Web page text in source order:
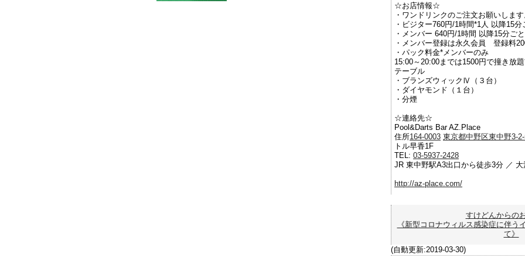
☆お店情報☆
・ワンドリンクのご注文お願いしま
・ビジター760円/1時間*1人 以降15分
・メンバー 640円/1時間 以降15分ご
・メンバー登録は永久会員 登録料
・パック料金*メンバーのみ
15:00～20:00までは1500円で撞き放
テーブル
・ブランズウィックⅣ（３台）
・ダイヤモンド（１台）
・分煙
☆連絡先☆
Pool&Darts Bar AZ.Place
住所164-0003 東京都中野区東中野3-
トル早香1F
TEL: 03-5937-2428
JR 東中野駅A3出口から徒歩3分 ／
http://az-place.com/
すけどんからの
《新型コロナウィルス感染症に伴う
て》
(自動更新:2019-03-30)